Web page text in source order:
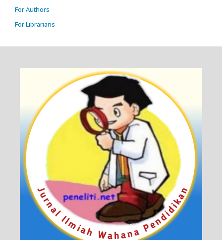
For Authors
For Librarians